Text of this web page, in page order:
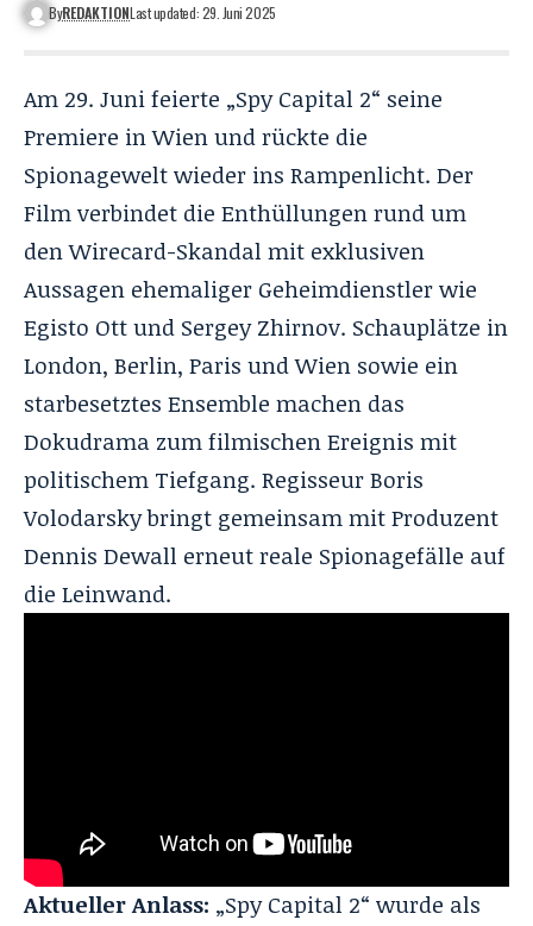
ByREDAKTIONLast updated: 29. Juni 2025
Am 29. Juni feierte „Spy Capital 2“ seine
Premiere in Wien und rückte die
Spionagewelt wieder ins Rampenlicht. Der
Film verbindet die Enthüllungen rund um
den Wirecard-Skandal mit exklusiven
Aussagen ehemaliger Geheimdienstler wie
Egisto Ott und Sergey Zhirnov. Schauplätze in
London, Berlin, Paris und Wien sowie ein
starbesetztes Ensemble machen das
Dokudrama zum filmischen Ereignis mit
politischem Tiefgang. Regisseur Boris
Volodarsky bringt gemeinsam mit Produzent
Dennis Dewall erneut reale Spionagefälle auf
die Leinwand.
Aktueller Anlass: „Spy Capital 2“ wurde als